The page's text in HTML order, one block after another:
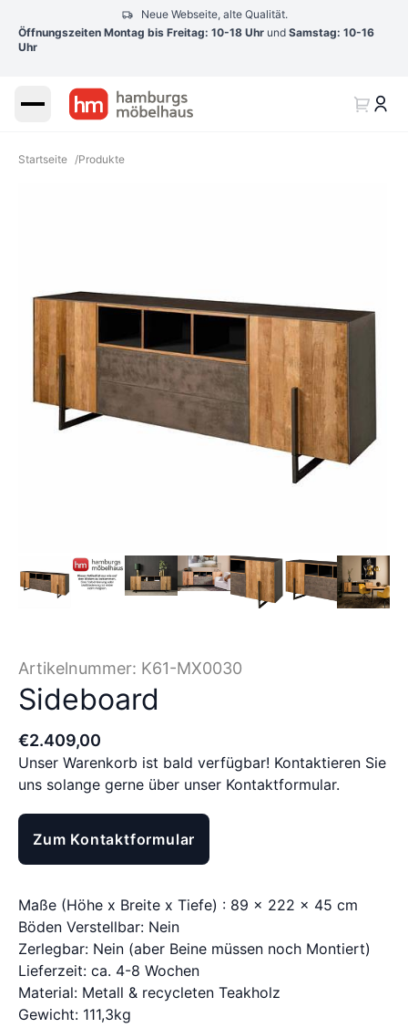
Neue Webseite, alte Qualität.
Öffnungszeiten Montag bis Freitag: 10-18 Uhr und Samstag: 10-16
Uhr
Startseite /Produkte
Artikelnummer: K61-MX0030
Sideboard
€2.409,00
Unser Warenkorb ist bald verfügbar! Kontaktieren Sie
uns solange gerne über unser Kontaktformular.
Zum Kontaktformular
Maße (Höhe x Breite x Tiefe) : 89 x 222 x 45 cm
Böden Verstellbar: Nein
Zerlegbar: Nein (aber Beine müssen noch Montiert)
Lieferzeit: ca. 4-8 Wochen
Material: Metall & recycleten Teakholz
Gewicht: 111,3kg